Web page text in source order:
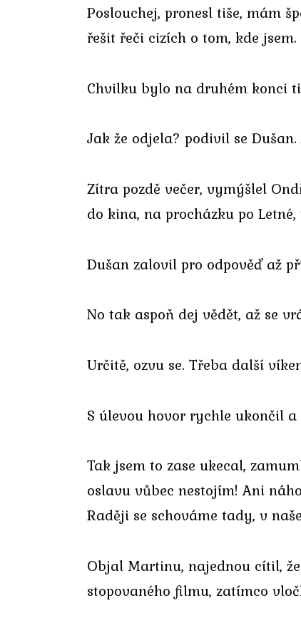
Poslouchej, pronesl tiše, mám
řešit řeči cizích o tom, kde
Chvilku bylo na druhém konci
Jak že odjela? podivil se
Zítra pozdě večer, vymýšlel
do kina, na procházku po
Dušan zalovil pro odpověď až
No tak aspoň dej vědět, až se
Určitě, ozvu se. Třeba další
S úlevou hovor rychle ukončil
Tak jsem to zase ukecal,
oslavu vůbec nestojím! Ani
Raději se schováme tady, v
Objal Martinu, najednou cítil,
stopovaného filmu, zatímco